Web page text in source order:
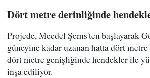
Dört metre derinliğinde
Projede, Mecdel Şems'ten başlayarak
güneyine kadar uzanan hatta dört
dört metre genişliğinde hendekler ile
inşa ediliyor.